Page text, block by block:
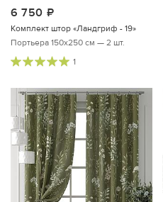
6 750
Комплект штор «Ландгриф - 19»
Портьера 150х250 см — 2 шт.
1